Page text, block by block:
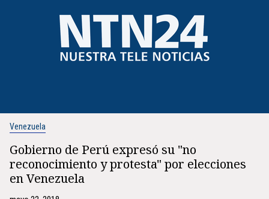
Venezuela
Gobierno de Perú expresó su "no
reconocimiento y protesta" por elecciones
en Venezuela